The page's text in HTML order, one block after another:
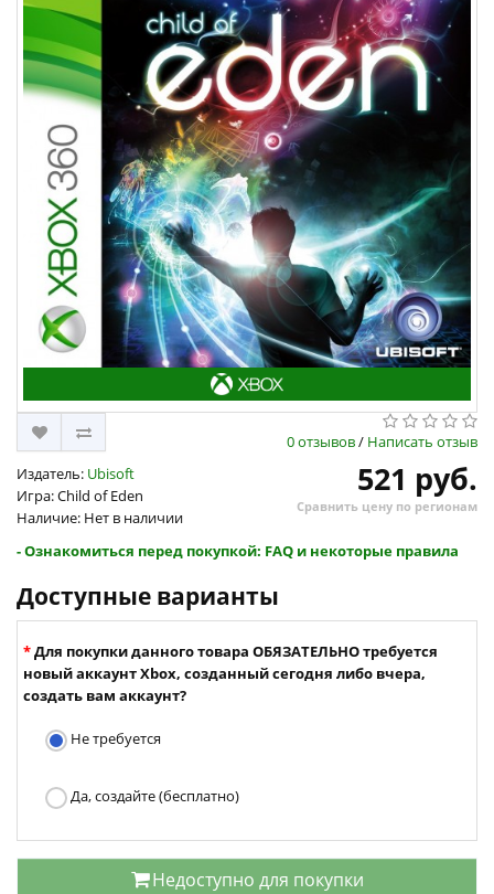
0 отзывов/ Написать отзыв
Издатель: Ubisoft
Игра: Child of Eden
Наличие: Нет в наличии
521 руб.
Сравнить цену по регионам
- Ознакомиться перед покупкой: FAQ и некоторые правила
Доступные варианты
Для покупки данного товара ОБЯЗАТЕЛЬНО требуется
новый аккаунт Xbox, созданный сегодня либо вчера,
создать вам аккаунт?
Не требуется
Да, создайте (бесплатно)
Недоступно для покупки